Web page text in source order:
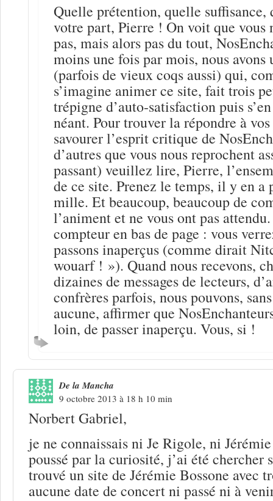
Quelle prétention, quelle suffisance,
votre part, Pierre ! On voit que vous
pas, mais alors pas du tout,
moins une fois par mois, nous avons
(parfois de vieux coqs aussi) qui,
s’imagine animer ce site, fait trois
trépigne d’auto-satisfaction puis
néant. Pour trouver la répondre à
savourer l’esprit critique de
d’autres que vous nous reprochent
passant) veuillez lire, Pierre,
de ce site. Prenez le temps, il y en a
mille. Et beaucoup, beaucoup de
l’animent et ne vous ont pas
compteur en bas de page : vous
passons inaperçus (comme dirait
wouarf ! »). Quand nous recevons,
dizaines de messages de lecteurs,
confrères parfois, nous pouvons,
aucune, affirmer que
loin, de passer inaperçu. Vous, si !
De la Mancha
9 octobre 2013 à 18 h 10 min
Norbert Gabriel,
je ne connaissais ni Je Rigole, ni
poussé par la curiosité, j’ai été chercher
trouvé un site de Jérémie Bossone avec
aucune date de concert ni passé ni à